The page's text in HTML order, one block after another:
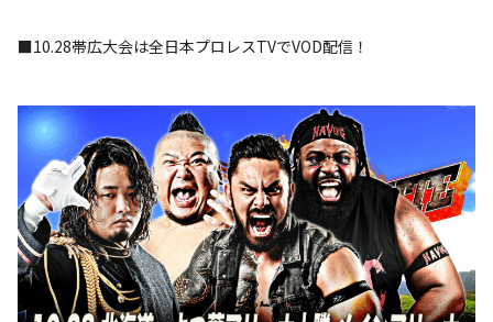
■10.28帯広大会は全日本プロレスTVでVOD配信！